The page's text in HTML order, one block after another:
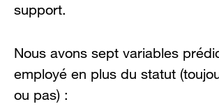
support.
Nous avons sept variables
employé en plus du statut
ou pas) :